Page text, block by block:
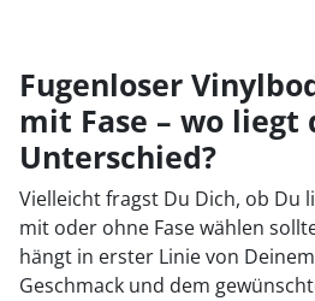
Fugenloser
mit Fase – wo liegt
Unterschied?
Vielleicht fragst Du Dich, ob Du
mit oder ohne Fase wählen
hängt in erster Linie von
Geschmack und dem